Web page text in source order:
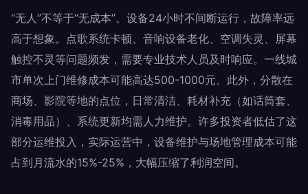
“无人”不等于“无成本”。设备24小时不间断运行，故障率远
高于想象。点歌系统卡顿、音响设备老化、空调失灵、屏幕
触控不灵等问题频发，需要专业技术人员及时响应。一线城
市单次上门维修成本可能高达500-1000元。此外，分散在
商场、影院等地的点位，日常清洁、耗材补充（如话筒套、
消毒用品）、系统更新均需人力维护。许多投资者低估了这
部分运维投入，实际运营中，设备维护与场地管理成本可能
占到月流水的15%-25%，大幅压缩了利润空间。